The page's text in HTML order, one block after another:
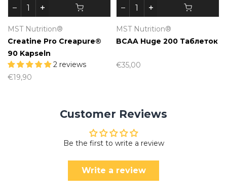
MST Nutrition®
Creatine Pro Creapure®
90 Kapseln
2 reviews
€19,90
MST Nutrition®
BCAA Huge 200 Таблеток
€35,00
Customer Reviews
Be the first to write a review
Write a review